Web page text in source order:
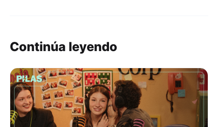
Continúa leyendo